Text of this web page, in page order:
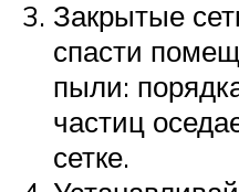
Закрытые
спасти
пыли:
частиц
сетке.